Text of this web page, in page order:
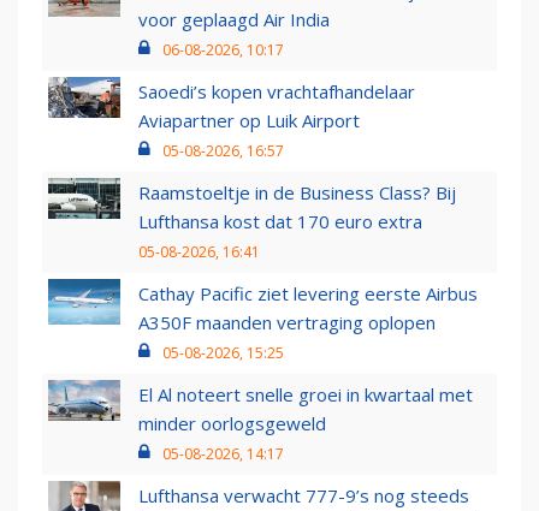
voor geplaagd Air India
06-08-2026, 10:17
Saoedi’s kopen vrachtafhandelaar
Aviapartner op Luik Airport
05-08-2026, 16:57
Raamstoeltje in de Business Class? Bij
Lufthansa kost dat 170 euro extra
05-08-2026, 16:41
Cathay Pacific ziet levering eerste Airbus
A350F maanden vertraging oplopen
05-08-2026, 15:25
El Al noteert snelle groei in kwartaal met
minder oorlogsgeweld
05-08-2026, 14:17
Lufthansa verwacht 777-9’s nog steeds